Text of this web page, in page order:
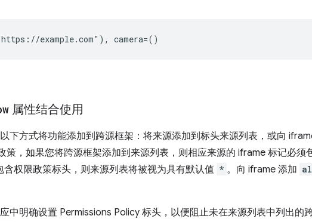
example.com"), camera=()
属性结合使用
下方式将功能添加到跨源框架：将来源添加到标头来源列表，或向
策，如果您将跨源框架添加到来源列表，则相应来源的 iframe 标记必须
含权限政策标头，则来源列表将被视为具有默认值 * 。向 iframe 添加
中明确设置 Permissions Policy 标头，以便阻止未在来源列表中列出的